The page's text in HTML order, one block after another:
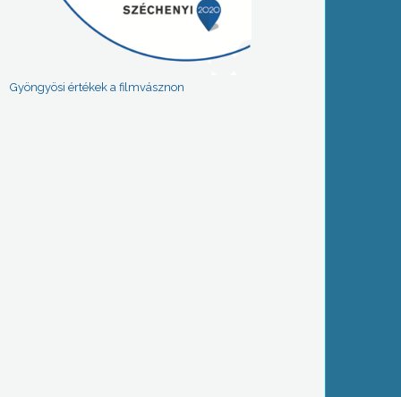
Gyöngyösi értékek a filmvásznon